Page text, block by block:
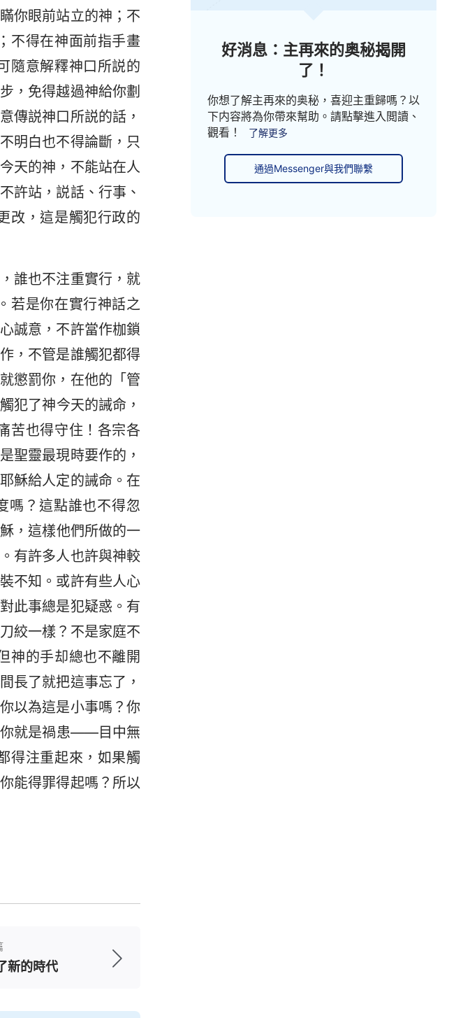
你眼前站立的神；不
不得在神面前指手畫
隨意解釋神口所説的
，免得越過神給你劃
傳説神口所説的話，
明白也不得論斷，只
天的神，不能站在人
許站，説話、行事、
改，這是觸犯行政的
誰也不注重實行，就
若是你在實行神話之
誠意，不許當作枷鎖
，不管是誰觸犯都得
懲罰你，在他的「管
犯了神今天的誡命，
苦也得守住！各宗各
聖靈最現時要作的，
穌給人定的誡命。在
嗎？這點誰也不得忽
，這樣他們所做的一
有許多人也許與神較
不知。或許有些人心
此事總是犯疑惑。有
絞一樣？不是家庭不
神的手却總也不離開
長了就把這事忘了，
以為這是小事嗎？你
你就是禍患——目中無
得注重起來，如果觸
能得罪得起嗎？所以
新的時代
好消息：主再來的奥秘揭開
了！
你想了解主再來的奥秘，喜迎主重歸嗎？以
下内容將為你帶來幫助。請點擊進入閲讀、
觀看！
了解更多
通過Messenger與我們聯繫